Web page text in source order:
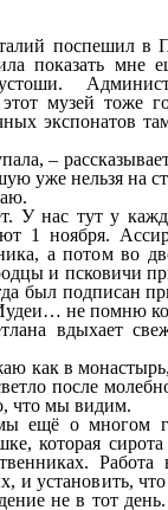
поспешил в
показать мне
музей тоже
экспонатов
–
уже нельзя на
У нас тут у
1 ноября.
а потом во
и псковичи
был подписан
не помню
вдыхает
как в
после
что мы видим.
ещё о многом
которая
Работа
и установить,
не в тот